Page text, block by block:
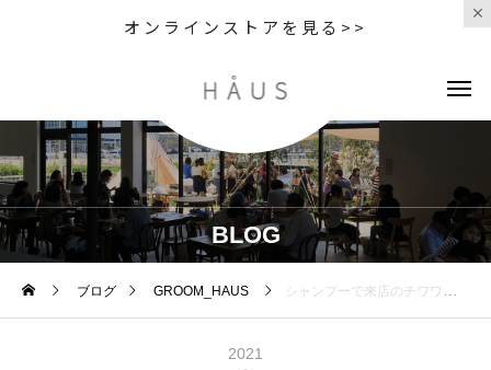
オンラインストアを見る>>
BLOG
ブログ GROOM_HAUS シャンプーで来店のチワワのここあちゃん・くるみちゃん・もかちゃんです 今回もお利口さんな3姉妹 終わった
2021